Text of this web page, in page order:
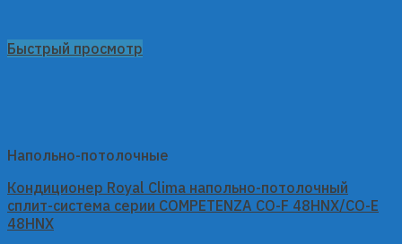
Быстрый просмотр
Напольно-потолочные
Кондиционер Royal Clima напольно-потолочный
сплит-система серии COMPETENZA CO-F 48HNX/CO-E
48HNX